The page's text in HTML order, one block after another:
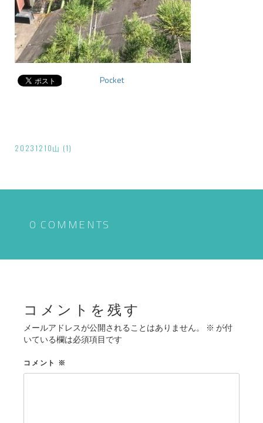
Pocket
投
ナ
シ
20231210山 (1)
0 COMMENTS
コメントを残す
メールアドレスが公開されることはありません。 ※ が付
いている欄は必須項目です
コメント ※